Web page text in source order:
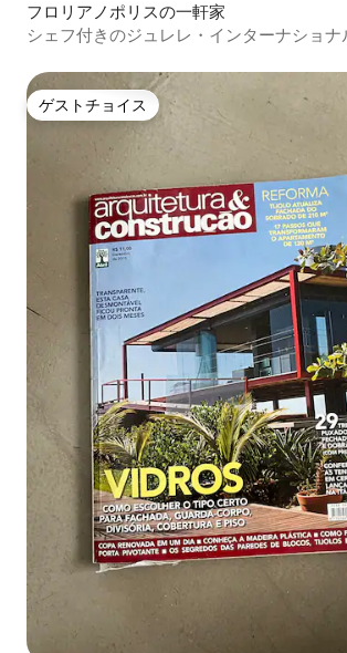
フロリアノポリスの一軒家
シェフ付きのジュレレ・インターナショナ
ゲストチョイス
ゲストチョイス